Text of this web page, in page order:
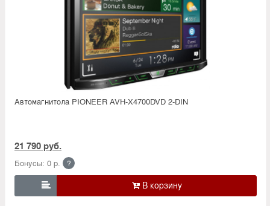
Автомагнитола PIONEER AVH-X4700DVD 2-DIN
21 790 руб.
Бонусы: 0 р. ?
